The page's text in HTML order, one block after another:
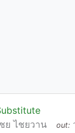
ย ไชยวาน out: